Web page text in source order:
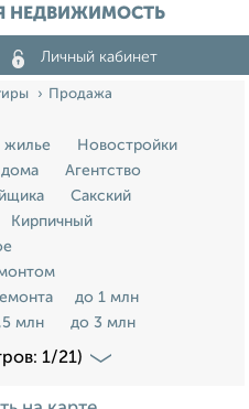
НЕДВИЖИМОСТЬ
Личный кабинет
Продажа
жилье
Новостройки
Агентство
Сакский
Кирпичный
до 1 млн
млн до 3 млн
1/21)